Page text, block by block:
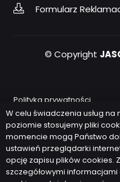
Formularz
© Copyright
Polityka prywatności
RODO
Fundusze Europejskie
W celu świadczenia usług na
poziomie stosujemy pliki
momencie mogą Państwo
ustawień przeglądarki
opcję zapisu plików cookies.
szczegółowymi